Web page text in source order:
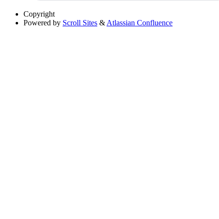
Copyright
Powered by Scroll Sites & Atlassian Confluence